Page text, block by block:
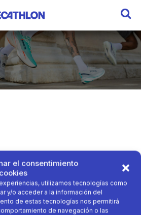
el consentimiento
utilizamos tecnologías como
y/o acceder a la información del
de estas tecnologías nos permitirá
de navegación o las